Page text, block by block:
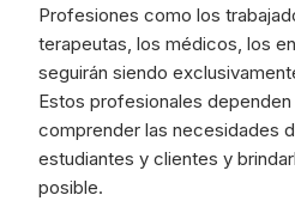
Profesiones como los
terapeutas, los médicos, los
seguirán siendo
Estos profesionales
comprender las necesidades
estudiantes y clientes y
posible.